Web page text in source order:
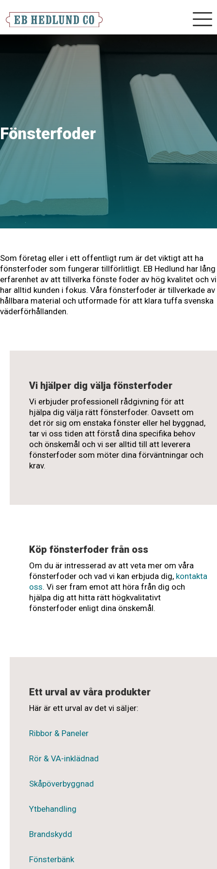
Fönsterfoder
Som företag eller i ett offentligt rum är det viktigt att ha
fönsterfoder som fungerar tillförlitligt. EB Hedlund har lång
erfarenhet av att tillverka fönste foder av hög kvalitet och vi
har alltid kunden i fokus. Våra fönsterfoder är tillverkade av
hållbara material och utformade för att klara tuffa svenska
väderförhållanden.
Vi hjälper dig välja fönsterfoder
Vi erbjuder professionell rådgivning för att
hjälpa dig välja rätt fönsterfoder. Oavsett om
det rör sig om enstaka fönster eller hel byggnad,
tar vi oss tiden att förstå dina specifika behov
och önskemål och vi ser alltid till att leverera
fönsterfoder som möter dina förväntningar och
krav.
Köp fönsterfoder från oss
Om du är intresserad av att veta mer om våra
fönsterfoder och vad vi kan erbjuda dig, kontakta
oss. Vi ser fram emot att höra från dig och
hjälpa dig att hitta rätt högkvalitativt
fönsterfoder enligt dina önskemål.
Ett urval av våra produkter
Här är ett urval av det vi säljer:
Ribbor & Paneler
Rör & VA-inklädnad
Skåpöverbyggnad
Ytbehandling
Brandskydd
Fönsterbänk